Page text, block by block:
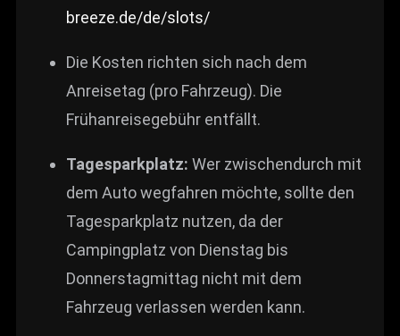
breeze.de/de/slots/
Die Kosten richten sich nach dem
Anreisetag (pro Fahrzeug). Die
Frühanreisegebühr entfällt.
Tagesparkplatz: Wer zwischendurch mit
dem Auto wegfahren möchte, sollte den
Tagesparkplatz nutzen, da der
Campingplatz von Dienstag bis
Donnerstagmittag nicht mit dem
Fahrzeug verlassen werden kann.